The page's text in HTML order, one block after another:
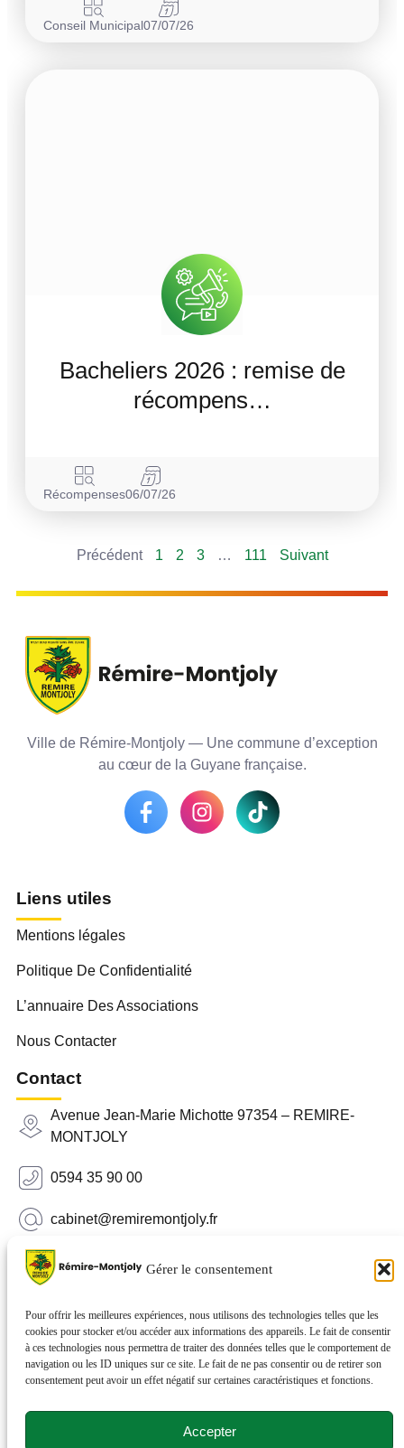
Gérer le consentement
Pour offrir les meilleures expériences, nous utilisons des technologies telles que les
cookies pour stocker et/ou accéder aux informations des appareils. Le fait de consentir
à ces technologies nous permettra de traiter des données telles que le comportement de
navigation ou les ID uniques sur ce site. Le fait de ne pas consentir ou de retirer son
consentement peut avoir un effet négatif sur certaines caractéristiques et fonctions.
Accepter
Conseil Municipal07/07/26
Bacheliers 2026 : remise de
récompens…
Récompenses06/07/26
Précédent 1 2 3 … 111 Suivant
Ville de Rémire-Montjoly — Une commune d’exception
au cœur de la Guyane française.
Liens utiles
Mentions légales
Politique De Confidentialité
L’annuaire Des Associations
Nous Contacter
Contact
Avenue Jean-Marie Michotte 97354 – REMIRE-
MONTJOLY
0594 35 90 00
cabinet@remiremontjoly.fr
Newsletter
nouvelles de votre commune.